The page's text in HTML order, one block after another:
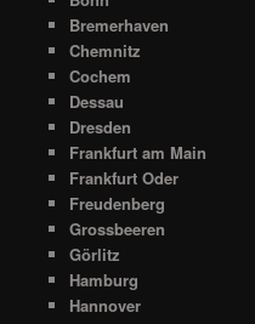
Bremerhaven
Chemnitz
Cochem
Dessau
Dresden
Frankfurt am Main
Frankfurt Oder
Freudenberg
Grossbeeren
Görlitz
Hamburg
Hannover